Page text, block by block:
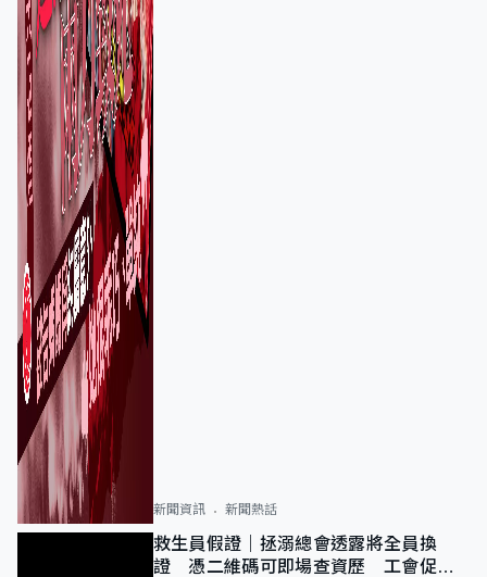
新聞資訊 新聞熱話
救生員假證｜拯溺總會透露將全員換
證 憑二維碼可即場查資歷 工會促加